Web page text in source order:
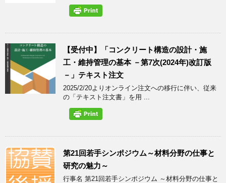
【受付中】「コンクリート構造の設計・施
工・維持管理の基本 －第7次(2024年)改訂版
－」テキスト注文
2025/2/20よりオンライン注文への移行に伴い、従来
の「テキスト注文書」を用 ...
第21回若手シンポジウム～材料分野の仕事と
研究の魅力～
行事名 第21回若手シンポジウム ～材料分野の仕事と